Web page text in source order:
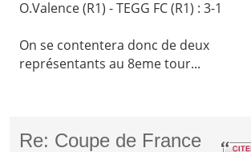
O.Valence (R1) - TEGG FC (R1) : 3-1
On se contentera donc de deux
représentants au 8eme tour...
Re: Coupe de France